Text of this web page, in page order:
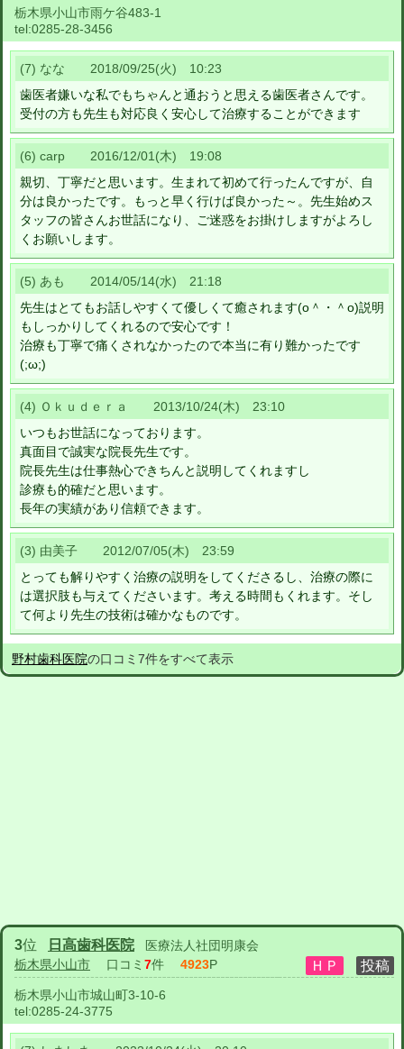
栃木県小山市雨ケ谷483-1
tel:0285-28-3456
(7) なな 2018/09/25(火) 10:23
歯医者嫌いな私でもちゃんと通おうと思える歯医者さんです。
受付の方も先生も対応良く安心して治療することができます
(6) carp 2016/12/01(木) 19:08
親切、丁寧だと思います。生まれて初めて行ったんですが、自
分は良かったです。もっと早く行けば良かった～。先生始めス
タッフの皆さんお世話になり、ご迷惑をお掛けしますがよろし
くお願いします。
(5) あも 2014/05/14(水) 21:18
先生はとてもお話しやすくて優しくて癒されます(o＾・＾o)説明
もしっかりしてくれるので安心です！
治療も丁寧で痛くされなかったので本当に有り難かったです
(;ω;)
(4) Ｏｋｕｄｅｒａ 2013/10/24(木) 23:10
いつもお世話になっております。
真面目で誠実な院長先生です。
院長先生は仕事熱心できちんと説明してくれますし
診療も的確だと思います。
長年の実績があり信頼できます。
(3) 由美子 2012/07/05(木) 23:59
とっても解りやすく治療の説明をしてくださるし、治療の際に
は選択肢も与えてくださいます。考える時間もくれます。そし
て何より先生の技術は確かなものです。
野村歯科医院の口コミ7件をすべて表示
3位 日高歯科医院
医療法人社団明康会
栃木県小山市 口コミ 7件 4923P
栃木県小山市城山町3-10-6
tel:0285-24-3775